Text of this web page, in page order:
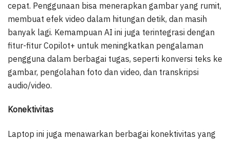
cepat. Penggunaan bisa menerapkan gambar yang rumit,
membuat efek video dalam hitungan detik, dan masih
banyak lagi. Kemampuan AI ini juga terintegrasi dengan
fitur-fitur Copilot+ untuk meningkatkan pengalaman
pengguna dalam berbagai tugas, seperti konversi teks ke
gambar, pengolahan foto dan video, dan transkripsi
audio/video.
Konektivitas
Laptop ini juga menawarkan berbagai konektivitas yang